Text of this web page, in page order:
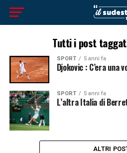
Tutti i post
SPORT 5 anni fa
Djokovic : C’era una
SPORT 5 anni fa
L’altra Italia di
ALTRI